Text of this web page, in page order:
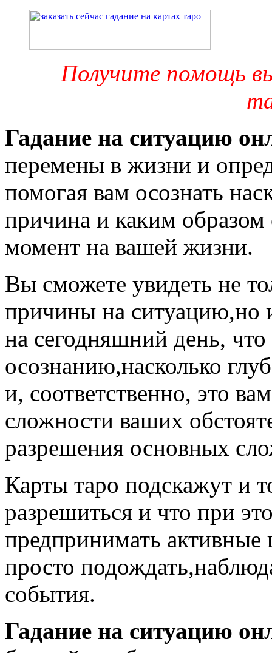
Получите помощь
Гадание на ситуацию
перемены в жизни и
помогая вам осознать
причина и каким образом
момент на вашей жизни.
Вы сможете увидеть не
причины на ситуацию,но
на сегодняшний день,
осознанию,насколько
и, соответственно, это
сложности ваших
разрешения основных
Карты таро подскажут и
разрешиться и что при
предпринимать
просто
события.
Гадание на ситуацию